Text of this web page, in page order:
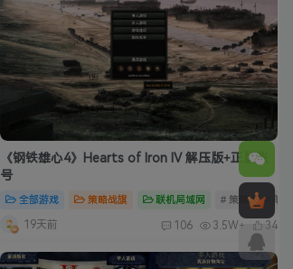
《钢铁雄心4》Hearts of Iron IV 解压版+正版账
号
全部游戏 策略战旗 联机局域网 # 策略 # 单
19天前 106 3.5W+ 34